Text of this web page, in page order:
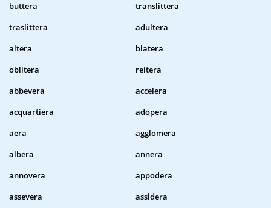
buttera
translittera
traslittera
adultera
altera
blatera
oblitera
reitera
abbevera
accelera
acquartiera
adopera
aera
agglomera
albera
annera
annovera
appodera
assevera
assidera